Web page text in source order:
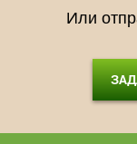
Или